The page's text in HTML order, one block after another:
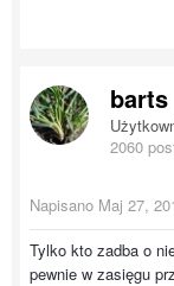
barts
2060
Napisano Maj 27,
Tylko kto zadba o
pewnie w zasięgu